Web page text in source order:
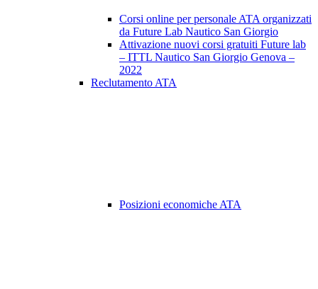
Corsi online per personale ATA organizzati
da Future Lab Nautico San Giorgio
Attivazione nuovi corsi gratuiti Future lab
– ITTL Nautico San Giorgio Genova –
2022
Reclutamento ATA
Posizioni economiche ATA